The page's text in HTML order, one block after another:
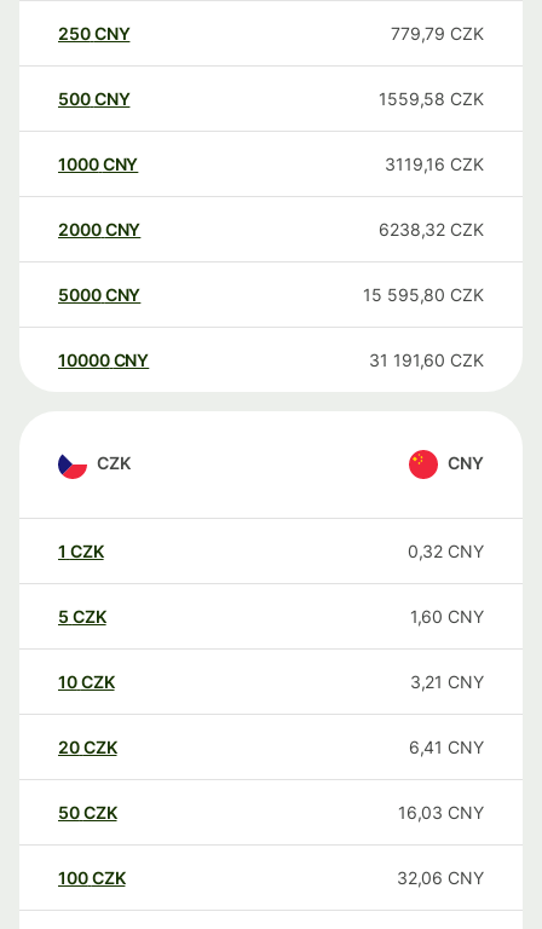
250CNY 779,79 CZK
500CNY 1559,58 CZK
1000CNY 3119,16 CZK
2000CNY 6238,32 CZK
5000CNY 15 595,80 CZK
10000 CNY 31 191,60 CZK
CZK CNY
1 CZK 0,32 CNY
5 CZK 1,60 CNY
10CZK 3,21 CNY
20CZK 6,41 CNY
50CZK 16,03 CNY
100CZK 32,06 CNY